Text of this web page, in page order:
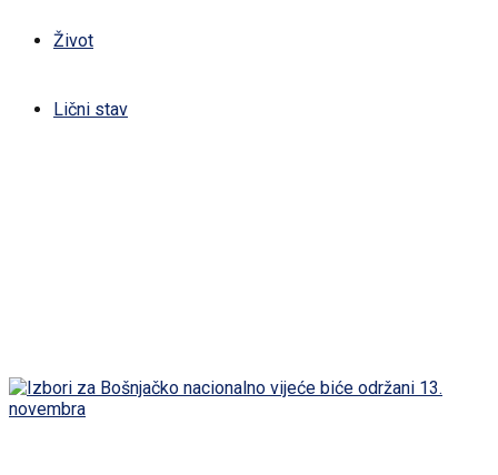
Život
Lični stav